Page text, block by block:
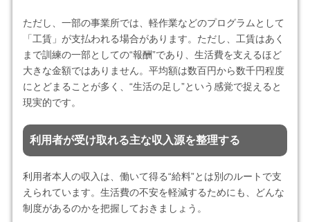
ただし、一部の事業所では、軽作業などのプログラムとして
「工賃」が支払われる場合があります。ただし、工賃はあく
まで訓練の一部としての“報酬”であり、生活費を支えるほど
大きな金額ではありません。平均額は数百円から数千円程度
にとどまることが多く、“生活の足し”という感覚で捉えると
現実的です。
利用者が受け取れる主な収入源を整理する
利用者本人の収入は、働いて得る“給料”とは別のルートで支
えられています。生活費の不安を軽減するためにも、どんな
制度があるのかを把握しておきましょう。